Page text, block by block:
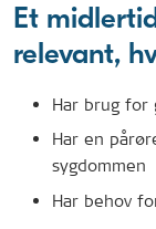
Et
relevant,
Har brug for
Har en
sygdommen
Har behov